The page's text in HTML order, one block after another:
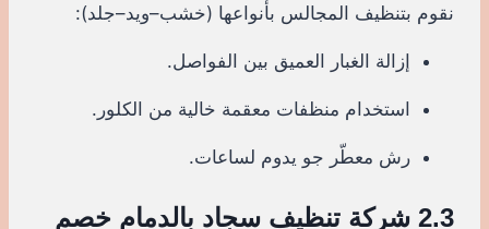
نقوم بتنظيف المجالس بأنواعها (خشب–ويد–جلد):
إزالة الغبار العميق بين الفواصل.
استخدام منظفات معقمة خالية من الكلور.
رش معطّر جو يدوم لساعات.
2.3 شركة تنظيف سجاد بالدمام خصم